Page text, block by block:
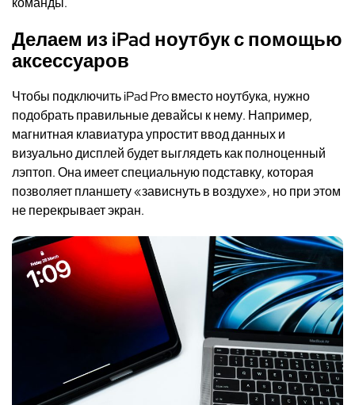
Делаем из iPad ноутбук с помощью
аксессуаров
Чтобы подключить iPad Pro вместо ноутбука, нужно
подобрать правильные девайсы к нему. Например,
магнитная клавиатура упростит ввод данных и
визуально дисплей будет выглядеть как полноценный
лэптоп. Она имеет специальную подставку, которая
позволяет планшету «зависнуть в воздухе», но при этом
не перекрывает экран.